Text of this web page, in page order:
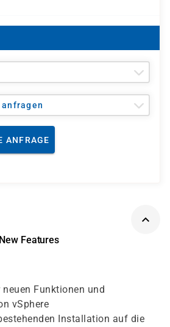
ANFRAGE
Features
Funktionen und
vSphere
Installation auf die